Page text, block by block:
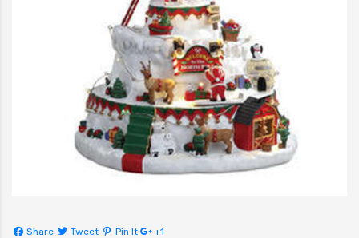
Share Tweet Pin It +1